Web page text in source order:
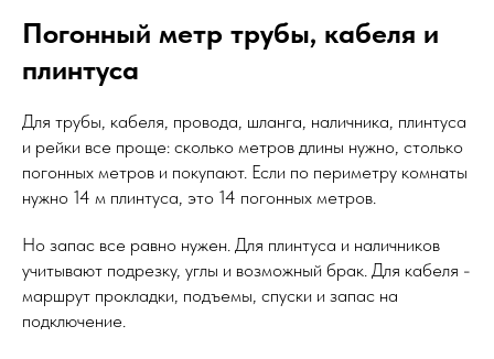
Погонный метр трубы, кабеля и
плинтуса
Для трубы, кабеля, провода, шланга, наличника, плинтуса
и рейки все проще: сколько метров длины нужно, столько
погонных метров и покупают. Если по периметру комнаты
нужно 14 м плинтуса, это 14 погонных метров.
Но запас все равно нужен. Для плинтуса и наличников
учитывают подрезку, углы и возможный брак. Для кабеля -
маршрут прокладки, подъемы, спуски и запас на
подключение.